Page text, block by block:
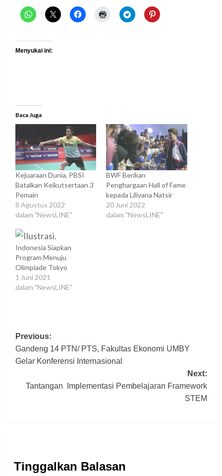
Menyukai ini:
Baca Juga
Kejuaraan Dunia, PBSI
Batalkan Keikutsertaan 3
Pemain
8 Agustus 2022
dalam "NewsLINE"
BWF Berikan
Penghargaan Hall of Fame
kepada Liliyana Natsir
20 Juni 2022
dalam "NewsLINE"
Indonesia Siapkan
Program Menuju
Olimpiade Tokyo
1 Juni 2021
dalam "NewsLINE"
Post
navigation
Previous:
Gandeng 14 PTN/ PTS, Fakultas Ekonomi UMBY
Gelar Konferensi Internasional
Next:
Tantangan Implementasi Pembelajaran Framework
STEM
Tinggalkan Balasan